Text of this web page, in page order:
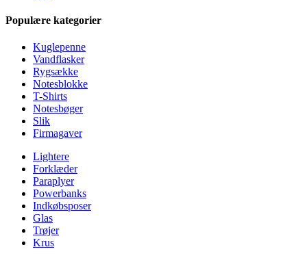
Populære kategorier
Kuglepenne
Vandflasker
Rygsække
Notesblokke
T-Shirts
Notesbøger
Slik
Firmagaver
Lightere
Forklæder
Paraplyer
Powerbanks
Indkøbsposer
Glas
Trøjer
Krus